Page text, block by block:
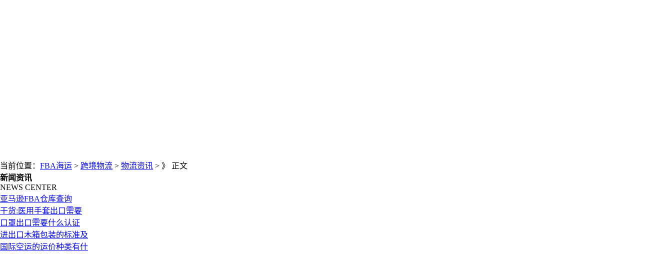
当前位置： FBA海运 > 跨境物流 > 物流资讯 > 》 正文
新闻资讯
NEWS CENTER
亚马逊FBA仓库查询
干货:医用手套出口需要
口罩出口需要什么认证
进出口木箱包装的标准及
国际空运的运价种类有什